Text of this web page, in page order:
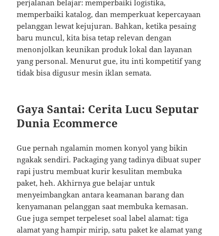
perjalanan belajar: memperbaiki logistika,
memperbaiki katalog, dan memperkuat kepercayaan
pelanggan lewat kejujuran. Bahkan, ketika pesaing
baru muncul, kita bisa tetap relevan dengan
menonjolkan keunikan produk lokal dan layanan
yang personal. Menurut gue, itu inti kompetitif yang
tidak bisa digusur mesin iklan semata.
Gaya Santai: Cerita Lucu Seputar
Dunia Ecommerce
Gue pernah ngalamin momen konyol yang bikin
ngakak sendiri. Packaging yang tadinya dibuat super
rapi justru membuat kurir kesulitan membuka
paket, heh. Akhirnya gue belajar untuk
menyeimbangkan antara keamanan barang dan
kenyamanan pelanggan saat membuka kemasan.
Gue juga sempet terpeleset soal label alamat: tiga
alamat yang hampir mirip, satu paket ke alamat yang